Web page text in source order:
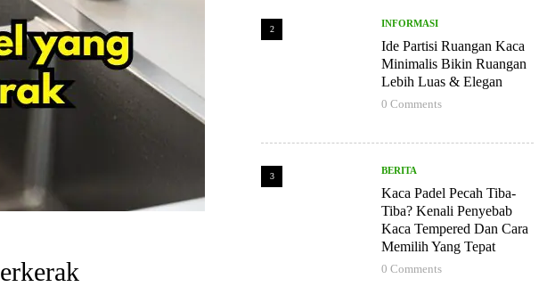
2
INFORMASI
Ide Partisi Ruangan Kaca
Minimalis Bikin Ruangan
Lebih Luas & Elegan
0 Comments
3
BERITA
Kaca Padel Pecah Tiba-
Tiba? Kenali Penyebab
Kaca Tempered Dan Cara
Memilih Yang Tepat
0 Comments